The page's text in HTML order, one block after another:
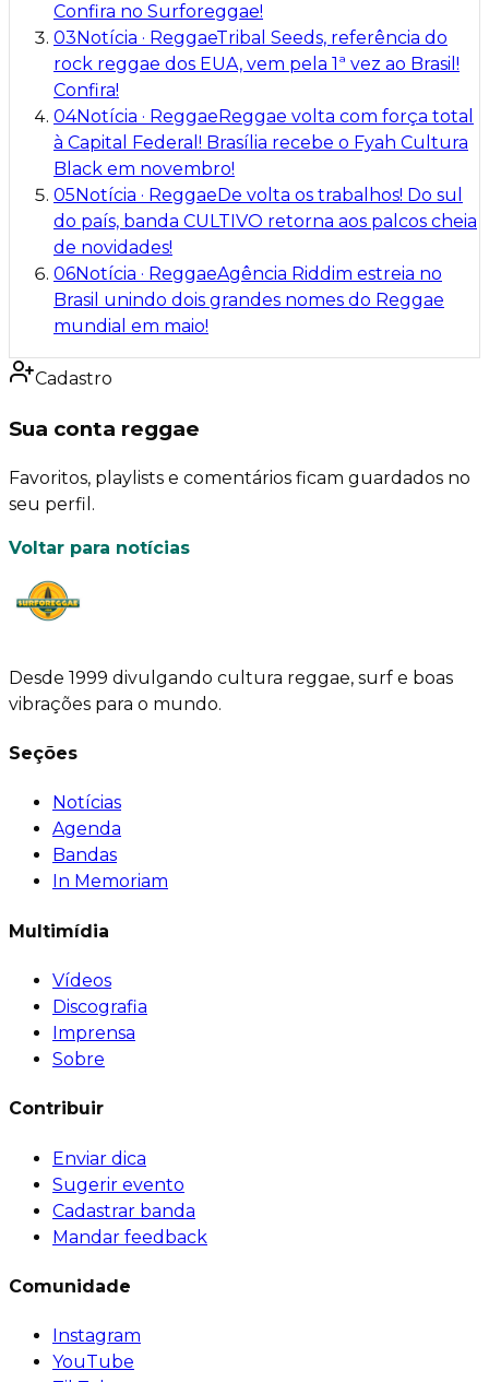
Confira no Surforeggae!
03 Notícia · ReggaeTribal Seeds, referência do
rock reggae dos EUA, vem pela 1ª vez ao Brasil!
Confira!
04Notícia · Reggae Reggae volta com força total
à Capital Federal! Brasília recebe o Fyah Cultura
Black em novembro!
05 Notícia · Reggae De volta os trabalhos! Do sul
do país, banda CULTIVO retorna aos palcos cheia
de novidades!
06Notícia · ReggaeAgência Riddim estreia no
Brasil unindo dois grandes nomes do Reggae
mundial em maio!
Cadastro
Sua conta reggae
Favoritos, playlists e comentários ficam guardados no
seu perfil.
Voltar para notícias
Desde 1999 divulgando cultura reggae, surf e boas
vibrações para o mundo.
Seções
Notícias
Agenda
Bandas
In Memoriam
Multimídia
Vídeos
Discografia
Imprensa
Sobre
Contribuir
Enviar dica
Sugerir evento
Cadastrar banda
Mandar feedback
Comunidade
Instagram
YouTube